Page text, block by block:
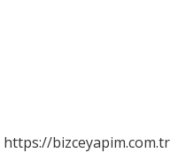
https://bizceyapim.com.tr